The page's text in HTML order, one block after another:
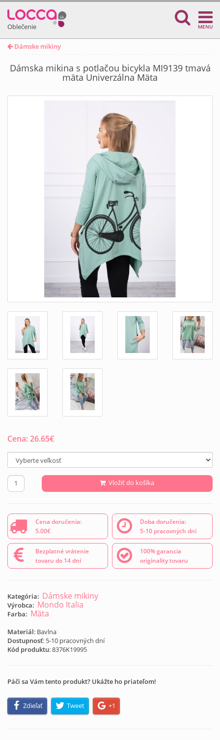
Oblečenie MENU
Dámske mikiny
Dámska mikina s potlačou bicykla MI9139 tmavá
mäta Univerzálna Mäta
Cena:26.65€
Vložiť do košíka
Cena doručenia:
5.00€
Doba doručenia:
5-10 pracovných dní
Bezplatné vrátenie
tovaru do 14 dní
100% garancia
originality tovaru
Kategória: Dámske mikiny
Výrobca: Mondo Italia
Farba: Mäta
Materiál: Bavlna
Dostupnosť: 5-10 pracovných dní
Kód produktu:8376K19995
Páči sa Vám tento produkt? Ukážte ho priateľom!
Zdieľať Tweet +1